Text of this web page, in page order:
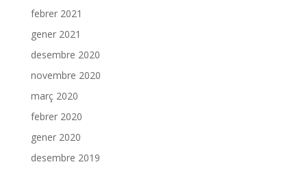
febrer 2021
gener 2021
desembre 2020
novembre 2020
març 2020
febrer 2020
gener 2020
desembre 2019